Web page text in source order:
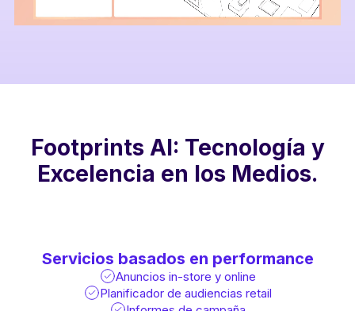
Footprints AI: Tecnología y
Excelencia en los Medios.
Servicios basados en performance
Anuncios in-store y online
Planificador de audiencias retail